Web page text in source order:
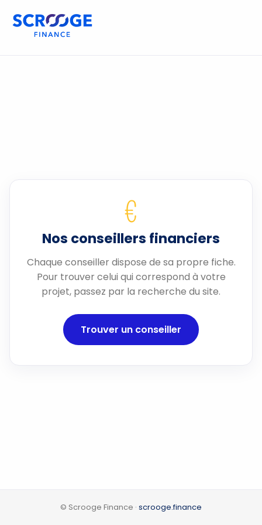
€
Nos conseillers financiers
Chaque conseiller dispose de sa propre fiche.
Pour trouver celui qui correspond à votre
projet, passez par la recherche du site.
Trouver un conseiller
© Scrooge Finance · scrooge.finance